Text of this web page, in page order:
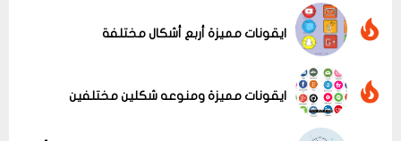
ايقونات مميزة أربع أشكال مختلفة
ايقونات مميزة ومنوعه شكلين مختلفين